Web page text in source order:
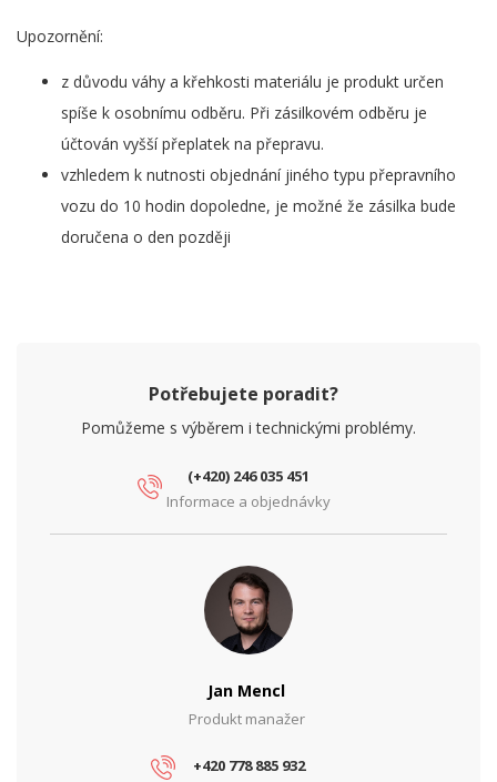
Upozornění:
z důvodu váhy a křehkosti materiálu je produkt určen
spíše k osobnímu odběru. Při zásilkovém odběru je
účtován vyšší přeplatek na přepravu.
vzhledem k nutnosti objednání jiného typu přepravního
vozu do 10 hodin dopoledne, je možné že zásilka bude
doručena o den později
Potřebujete poradit?
Pomůžeme s výběrem i technickými problémy.
(+420) 246 035 451
Informace a objednávky
Jan Mencl
Produkt manažer
+420 778 885 932